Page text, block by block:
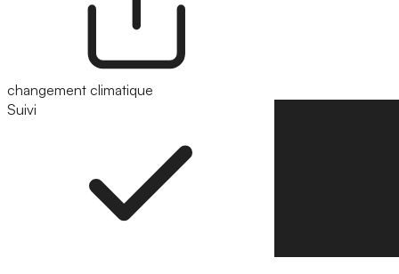
changement climatique
Suivi